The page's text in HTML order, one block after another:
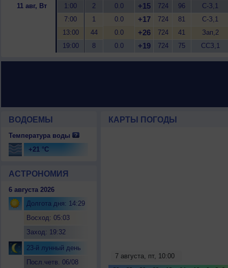
11 авг, Вт
1:00 2 0.0 +15 724 96
С-З,1
7:00
1 0.0 +17 724 81
С-З,1
13:00
44 0.0 +26 724 41
Зап,2
19:00
8 0.0 +19 724 75 ССЗ,1
ВОДОЕМЫ
Температура воды
+21 °C
АСТРОНОМИЯ
6 августа 2026
Долгота дня: 14:29
Восход: 05:03
Заход: 19:32
23-й лунный день
Посл.четв. 06/08
КАРТЫ ПОГОДЫ